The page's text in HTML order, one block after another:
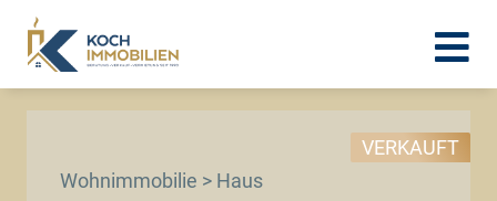
Wohnimmobilie > Haus
VERKAUFT